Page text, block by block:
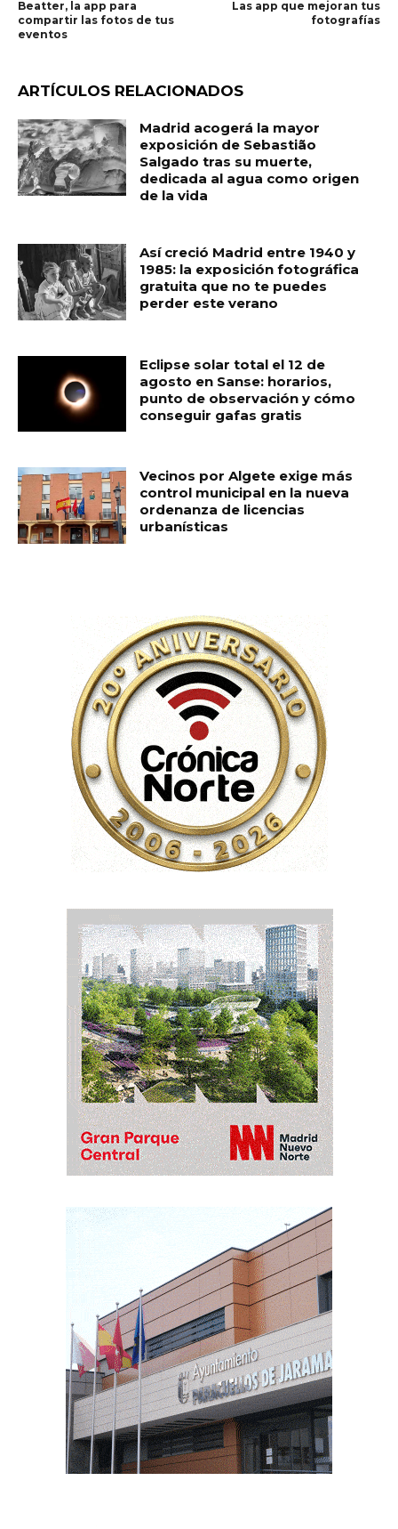
​Beatter, la app para
compartir​ las​ fotos ​de tus
eventos
Las app que mejoran tus
fotografías
ARTÍCULOS RELACIONADOS
Madrid acogerá la mayor
exposición de Sebastião
Salgado tras su muerte,
dedicada al agua como origen
de la vida
Así creció Madrid entre 1940 y
1985: la exposición fotográfica
gratuita que no te puedes
perder este verano
Eclipse solar total el 12 de
agosto en Sanse: horarios,
punto de observación y cómo
conseguir gafas gratis
Vecinos por Algete exige más
control municipal en la nueva
ordenanza de licencias
urbanísticas